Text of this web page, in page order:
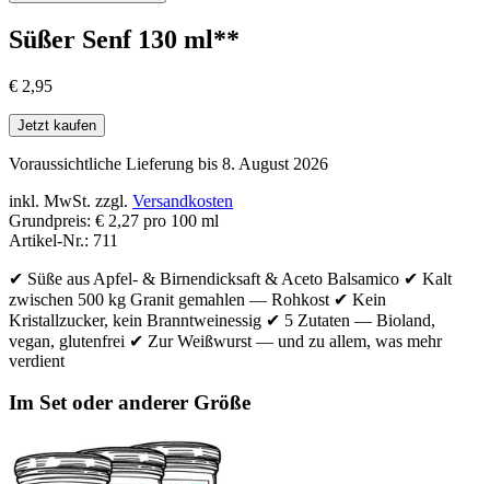
Süßer Senf 130 ml**
€ 2,95
Jetzt kaufen
Voraussichtliche Lieferung bis 8. August 2026
inkl. MwSt. zzgl. Versandkosten
Grundpreis: € 2,27 pro 100 ml
Artikel-Nr.: 711
✔ Süße aus Apfel- & Birnendicksaft & Aceto Balsamico ✔ Kalt
zwischen 500 kg Granit gemahlen — Rohkost ✔ Kein
Kristallzucker, kein Branntweinessig ✔ 5 Zutaten — Bioland,
vegan, glutenfrei ✔ Zur Weißwurst — und zu allem, was mehr
verdient
Im Set oder anderer Größe